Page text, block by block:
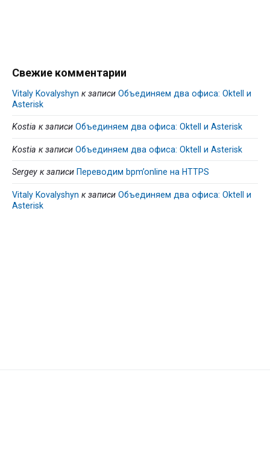
Свежие комментарии
Vitaly Kovalyshyn к записи Объединяем два офиса: Oktell и
Asterisk
Kostia к записи Объединяем два офиса: Oktell и Asterisk
Kostia к записи Объединяем два офиса: Oktell и Asterisk
Sergey к записи Переводим bpm’online на HTTPS
Vitaly Kovalyshyn к записи Объединяем два офиса: Oktell и
Asterisk